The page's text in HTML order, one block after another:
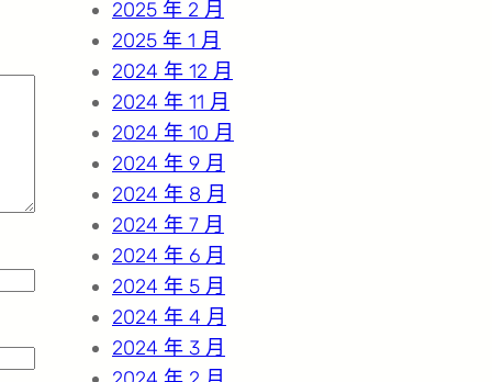
2025 年 2 月
2025 年 1 月
2024 年 12 月
2024 年 11 月
2024 年 10 月
2024 年 9 月
2024 年 8 月
2024 年 7 月
2024 年 6 月
2024 年 5 月
2024 年 4 月
2024 年 3 月